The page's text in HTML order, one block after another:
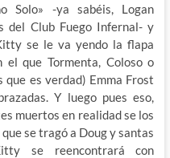
Solo» -ya sabéis, Logan
del Club Fuego Infernal- y
se le va yendo la flapa
que Tormenta, Coloso o
es verdad) Emma Frost
Y luego pues eso,
muertos en realidad se los
se tragó a Doug y santas
se reencontrará con